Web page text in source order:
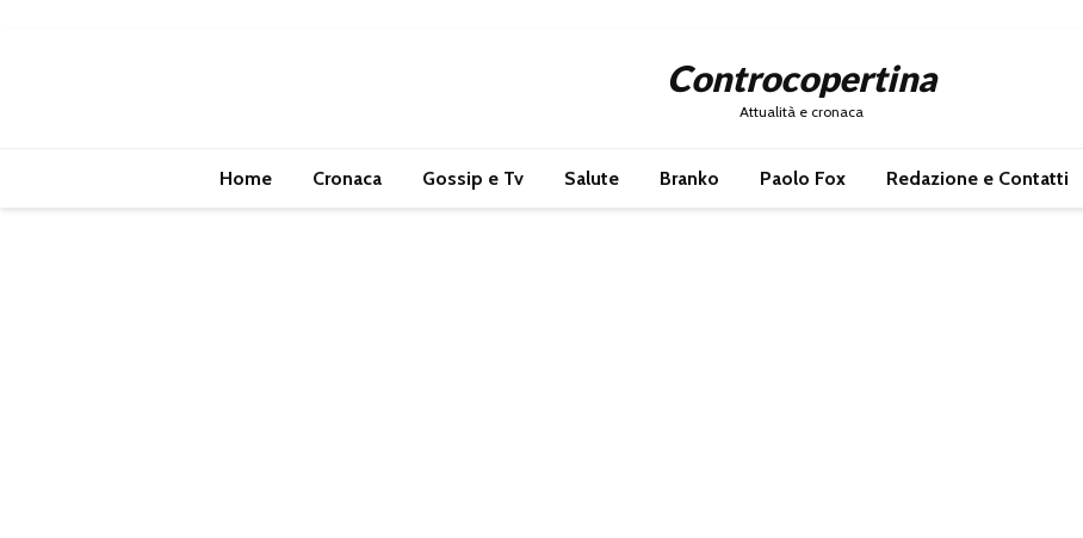
Controcopertina
Attualità e cronaca
Home Cronaca Gossip e Tv Salute Branko Paolo Fox Redazione e Contatti